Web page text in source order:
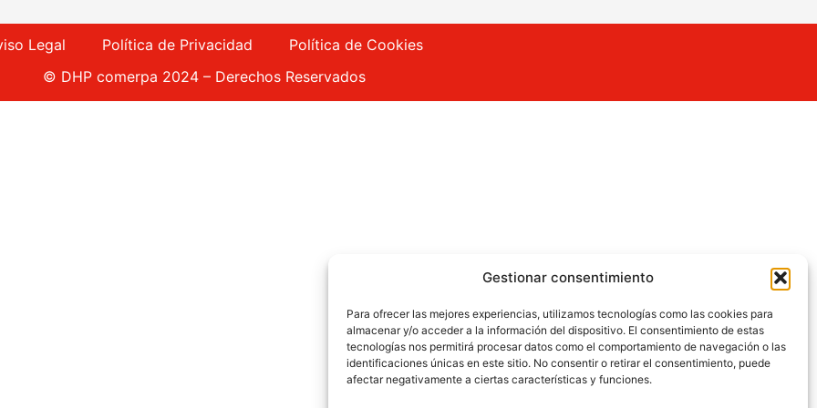
Gestionar consentimiento
Para ofrecer las mejores experiencias, utilizamos tecnologías como las cookies para
almacenar y/o acceder a la información del dispositivo. El consentimiento de estas
tecnologías nos permitirá procesar datos como el comportamiento de navegación o las
identificaciones únicas en este sitio. No consentir o retirar el consentimiento, puede
afectar negativamente a ciertas características y funciones.
Legal Política de Privacidad
Política de Cookies
© DHP comerpa 2024 – Derechos Reservados